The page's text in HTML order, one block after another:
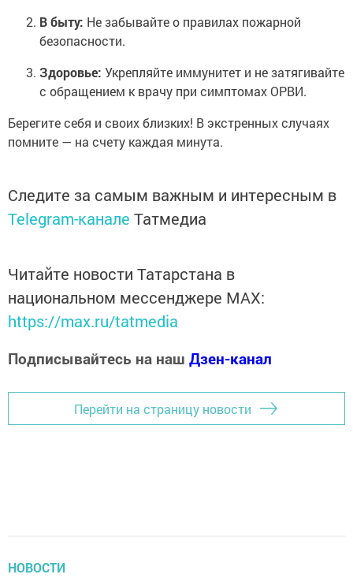
В быту: Не забывайте о правилах пожарной
безопасности.
Здоровье: Укрепляйте иммунитет и не затягивайте
с обращением к врачу при симптомах ОРВИ.
Берегите себя и своих близких! В экстренных случаях
помните — на счету каждая минута.
Следите за самым важным и интересным в
Telegram-канале Татмедиа
Читайте новости Татарстана в
национальном мессенджере MАХ:
https://max.ru/tatmedia
Подписывайтесь на наш Дзен-канал
Перейти на страницу новости
НОВОСТИ